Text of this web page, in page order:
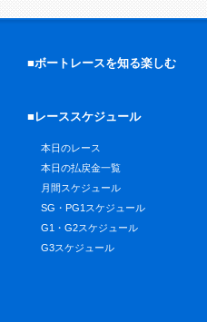
■ボートレースを知る楽しむ
■レーススケジュール
本日のレース
本日の払戻金一覧
月間スケジュール
SG・PG1スケジュール
G1・G2スケジュール
G3スケジュール